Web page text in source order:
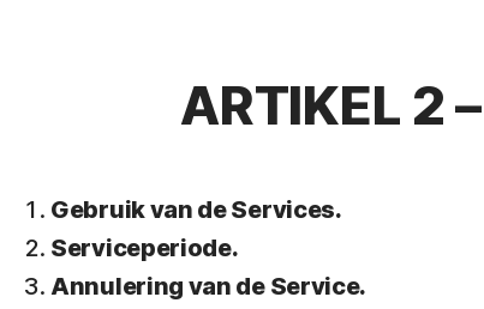
ARTIKEL 2
Gebruik van de Services.
Serviceperiode.
Annulering van de Service.